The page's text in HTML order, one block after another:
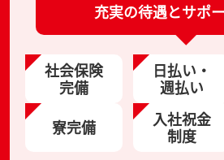
充実の待遇とサポ
社会保険
完備
日払い・
週払い
寮完備 入社祝金
制度